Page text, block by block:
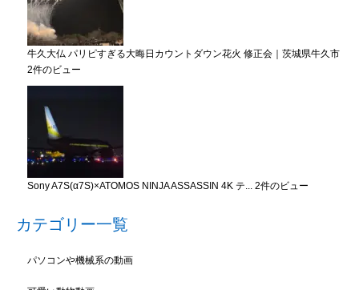
牛久大仏 パリピすぎる大晦日カウントダウン花火 修正会｜茨城県牛久市
2件のビュー
Sony A7S(α7S)×ATOMOS NINJA ASSASSIN 4K テ... 2件のビュー
カテゴリー一覧
パソコンや機械系の動画